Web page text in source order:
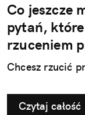
Co jeszcze
pytań,
rzuceniem
Chcesz rzucić
Czytaj całość